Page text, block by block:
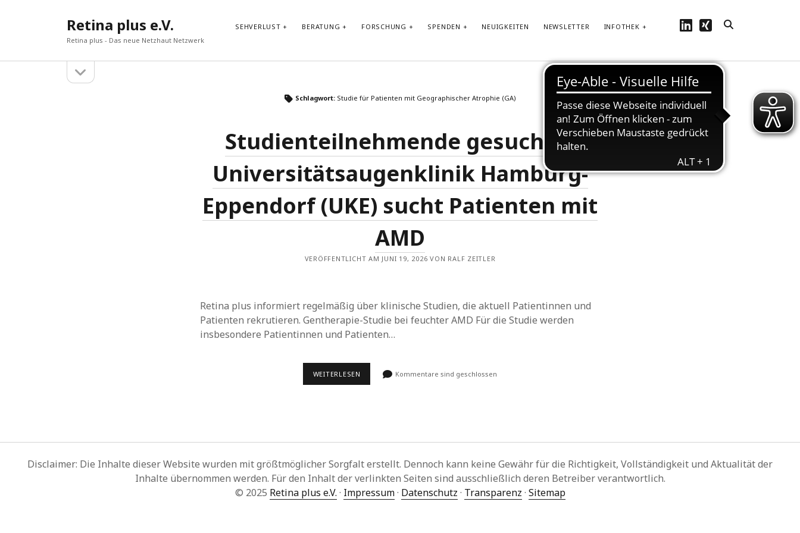
Retina plus e.V.
Retina plus - Das neue Netzhaut Netzwerk
SEHVERLUST BERATUNG FORSCHUNG SPENDEN NEUIGKEITEN NEWSLETTER INFOTHEK linkedin
xing
Seitenleisteöffnen
Kontakt:info@retinaplus.de
Hören Sie bei
unserem Podcast
rein...
Schlagwort: Studie für Patienten mit Geographischer Atrophie (GA)
Studienteilnehmende gesucht! –
Universitätsaugenklinik Hamburg-
Eppendorf (UKE) sucht Patienten mit
AMD
VERÖFFENTLICHT AM JUNI 19, 2026 VON RALF ZEITLER
Retina plus informiert regelmäßig über klinische Studien, die aktuell Patientinnen und
Patienten rekrutieren. Gentherapie-Studie bei feuchter AMD Für die Studie werden
insbesondere Patientinnen und Patienten…
WEITERLESEN STUDIENTEILNEHMENDE
PATIENTEN
AMD
Kommentare sind geschlossen
Disclaimer: Die Inhalte dieser Website wurden mit größtmöglicher Sorgfalt erstellt. Dennoch kann keine Gewähr für die Richtigkeit, Vollständigkeit und Aktualität der
Inhalte übernommen werden. Für den Inhalt der verlinkten Seiten sind ausschließlich deren Betreiber verantwortlich.
© 2025 Retina plus e.V. · Impressum· Datenschutz · Transparenz · Sitemap